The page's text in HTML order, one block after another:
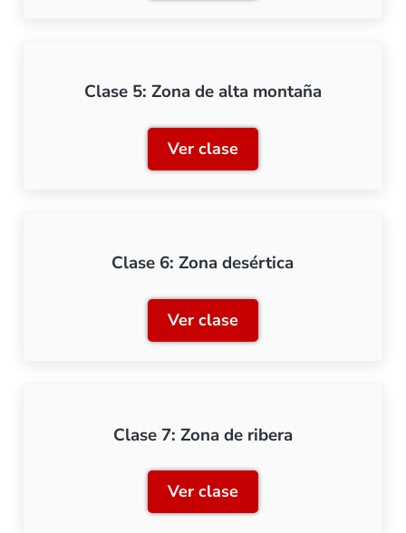
Clase 5: Zona de alta montaña
Ver claseClase 5: Zona de alta
Clase 6: Zona desértica
Ver claseClase 6: Zona desértica
Clase 7: Zona de ribera
Ver claseClase 7: Zona de ribera